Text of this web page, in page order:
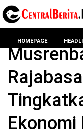
MASUK
PROVINSI
HOMEPAGE
Ekonomi